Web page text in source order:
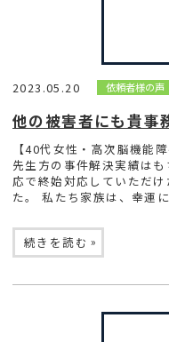
2023.05.20 依頼者様の声
他の被害者にも貴事
【40代女性・高次脳機能
先生方の事件解決実績は
応で終始対応していただ
た。 私たち家族は、幸運
続きを読む »